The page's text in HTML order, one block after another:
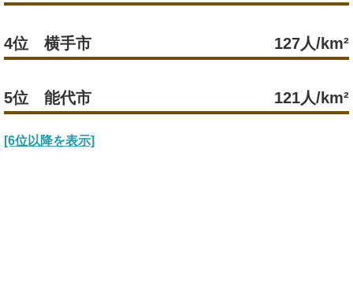
4位 横手市 127人/km²
5位 能代市 121人/km²
[6位以降を表示]